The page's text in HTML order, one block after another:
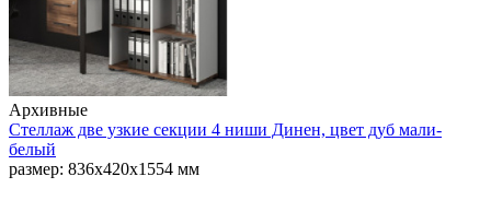
Архивные
Стеллаж две узкие секции 4 ниши Динен, цвет дуб мали-
белый
размер: 836х420х1554 мм